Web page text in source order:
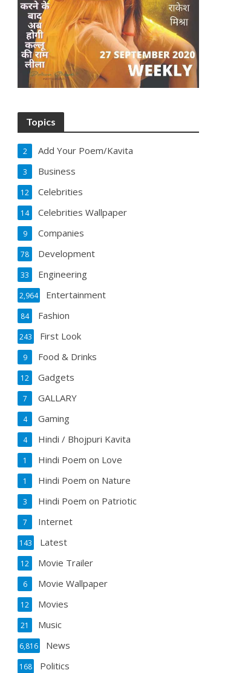
Topics
Add Your Poem/Kavita
2
Business
3
Celebrities
12
Celebrities Wallpaper
14
Companies
9
Development
78
Engineering
33
Entertainment
2,964
Fashion
84
First Look
243
Food & Drinks
9
Gadgets
12
GALLARY
7
Gaming
4
Hindi / Bhojpuri Kavita
4
Hindi Poem on Love
1
Hindi Poem on Nature
1
Hindi Poem on Patriotic
3
Internet
7
Latest
143
Movie Trailer
12
Movie Wallpaper
6
Movies
12
Music
21
News
6,816
Politics
168